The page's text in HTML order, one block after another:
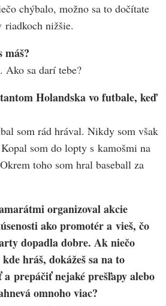
chýbalo, možno sa to dočítate
nižšie.
máš?
Ako sa darí tebe?
Holandska vo futbale, keď
som rád hrával. Nikdy som však
som do lopty s kamošmi na
toho som hral baseball za
organizoval akcie
ako promotér a vieš, čo
dopadla dobre. Ak niečo
hráš, dokážeš sa na to
prepáčiť nejaké prešľapy alebo
omnoho viac?